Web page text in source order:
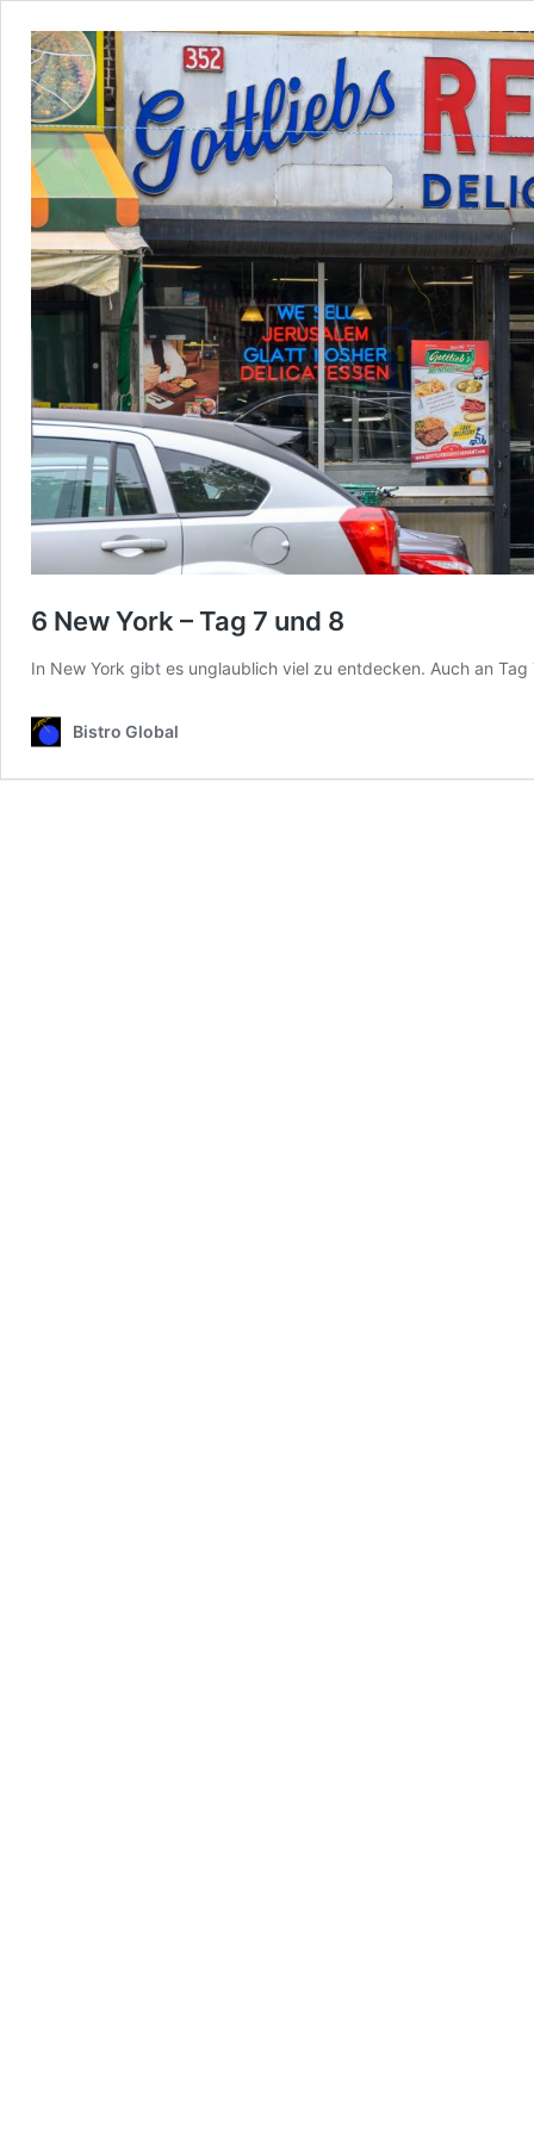
6 New York – Tag 7 und 8
In New York gibt es unglaublich viel zu entdecken. Auch an
Bistro Global